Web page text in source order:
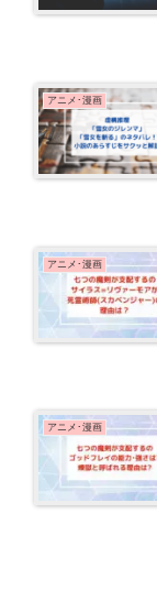
アニメ･漫画
アニメ･漫画
アニメ･漫画